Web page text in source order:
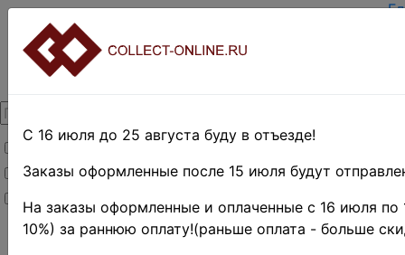
Товары со скидкой
Товары в наличии
Новинки
Главная
»
С 16 июля до 25 августа буду в отъезде!
Заказы оформленные после 15 июля будут
На заказы оформленные и оплаченные с 16 июля по
10%) за раннюю оплату!(раньше оплата - больше